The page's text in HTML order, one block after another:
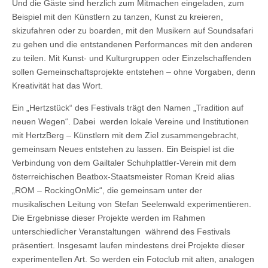
Und die Gäste sind herzlich zum Mitmachen eingeladen, zum
Beispiel mit den Künstlern zu tanzen, Kunst zu kreieren,
skizufahren oder zu boarden, mit den Musikern auf Soundsafari
zu gehen und die entstandenen Performances mit den anderen
zu teilen. Mit Kunst- und Kulturgruppen oder Einzelschaffenden
sollen Gemeinschaftsprojekte entstehen – ohne Vorgaben, denn
Kreativität hat das Wort.
Ein „Hertzstück“ des Festivals trägt den Namen „Tradition auf
neuen Wegen“. Dabei werden lokale Vereine und Institutionen
mit HertzBerg – Künstlern mit dem Ziel zusammengebracht,
gemeinsam Neues entstehen zu lassen. Ein Beispiel ist die
Verbindung von dem Gailtaler Schuhplattler-Verein mit dem
österreichischen Beatbox-Staatsmeister Roman Kreid alias
„ROM – RockingOnMic“, die gemeinsam unter der
musikalischen Leitung von Stefan Seelenwald experimentieren.
Die Ergebnisse dieser Projekte werden im Rahmen
unterschiedlicher Veranstaltungen während des Festivals
präsentiert. Insgesamt laufen mindestens drei Projekte dieser
experimentellen Art. So werden ein Fotoclub mit alten, analogen